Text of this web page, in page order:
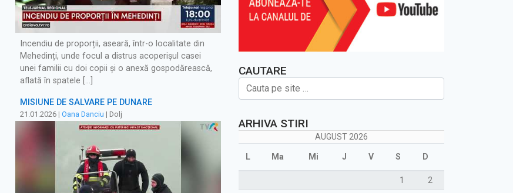
Incendiu de proporții, aseară, într-o localitate din
Mehedinți, unde focul a distrus acoperișul casei
unei familii cu doi copii și o anexă gospodărească,
aflată în spatele […]
MISIUNE DE SALVARE PE DUNĂRE
21.01.2026 | Oana Danciu | Dolj
CAUTARE
ARHIVA STIRI
AUGUST 2026
L Ma Mi J V S D
1
2